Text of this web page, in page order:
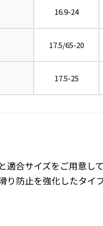
16.9-24
17.5/65-20
17.5-25
適合サイズをご用意し
り防止を強化したタイプ